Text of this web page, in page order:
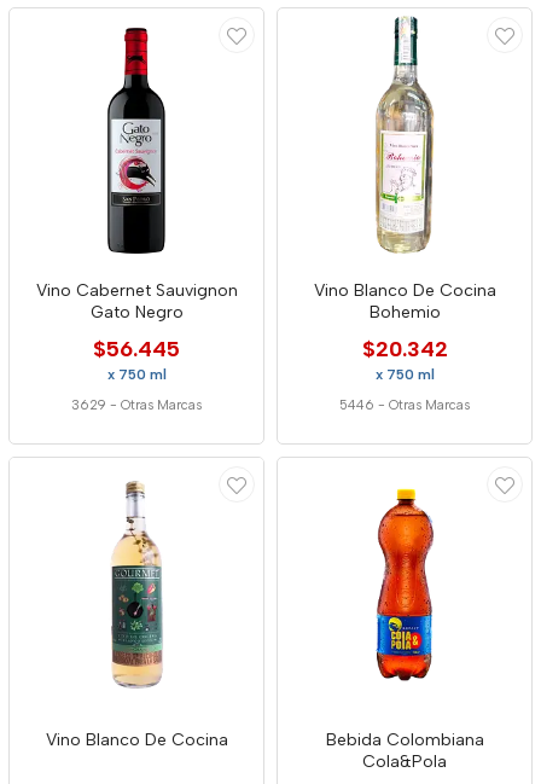
Vino Cabernet Sauvignon
Gato Negro
$56.445
x 750 ml
3629 - Otras Marcas
Vino Blanco De Cocina
Bohemio
$20.342
x 750 ml
5446 - Otras Marcas
Vino Blanco De Cocina
Bebida Colombiana
Cola&Pola